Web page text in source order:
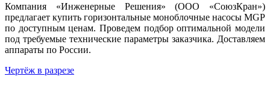
Компания «Инженерные Решения» (ООО «СоюзКран»)
предлагает купить горизонтальные моноблочные насосы MGP
по доступным ценам. Проведем подбор оптимальной модели
под требуемые технические параметры заказчика. Доставляем
аппараты по России.
Чертёж в разрезе